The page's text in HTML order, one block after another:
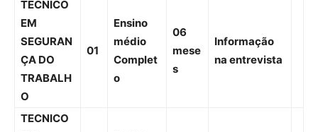
TECNICO
EM
SEGURAN
ÇA DO
TRABALH
O
01
Ensino
médio
Complet
o
06
mese
s
Informação
na entrevista
TECNICO